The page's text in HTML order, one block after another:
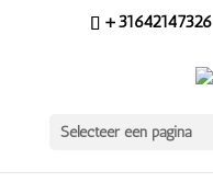
+31642147326
Selecteer een pagina